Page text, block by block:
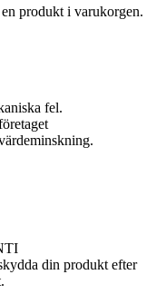
produkt i varukorgen.
fel.
din produkt efter